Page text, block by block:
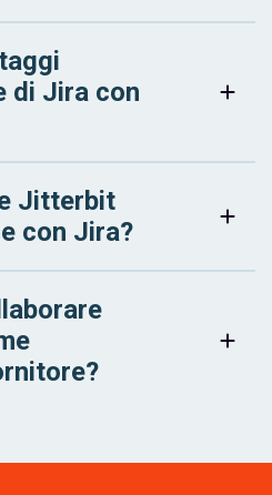
di Jira con
Jitterbit
con Jira?